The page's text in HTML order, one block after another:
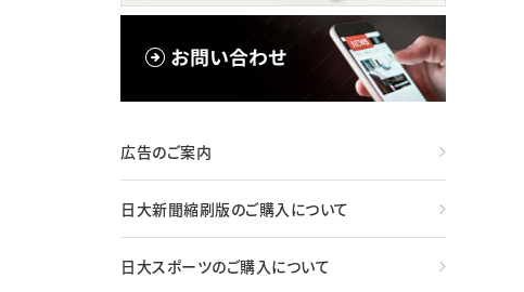
広告のご案内
日大新聞縮刷版のご購入について
日大スポーツのご購入について